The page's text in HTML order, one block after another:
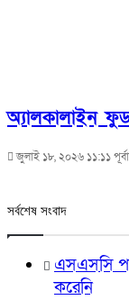
অ্যালকালাইন
জুলাই ১৮, ২০২৬ ১১:১১
সর্বশেষ সংবাদ
এসএসসি
করেনি